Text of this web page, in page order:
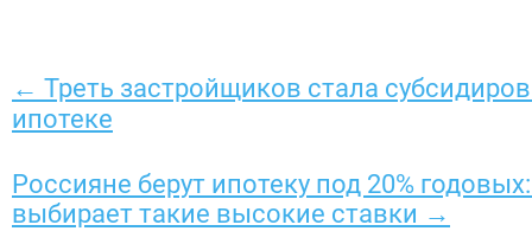
← Треть застройщиков стала
ипотеке
Россияне берут ипотеку под 20%
выбирает такие высокие ставки →